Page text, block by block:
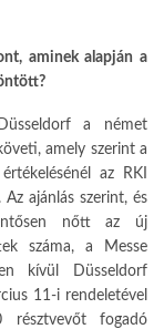
aminek alapján a
a német
amely szerint a
az RKI
ajánlás szerint, és
nőtt az új
száma, a Messe
kívül Düsseldorf
11-i rendeletével
fogadó